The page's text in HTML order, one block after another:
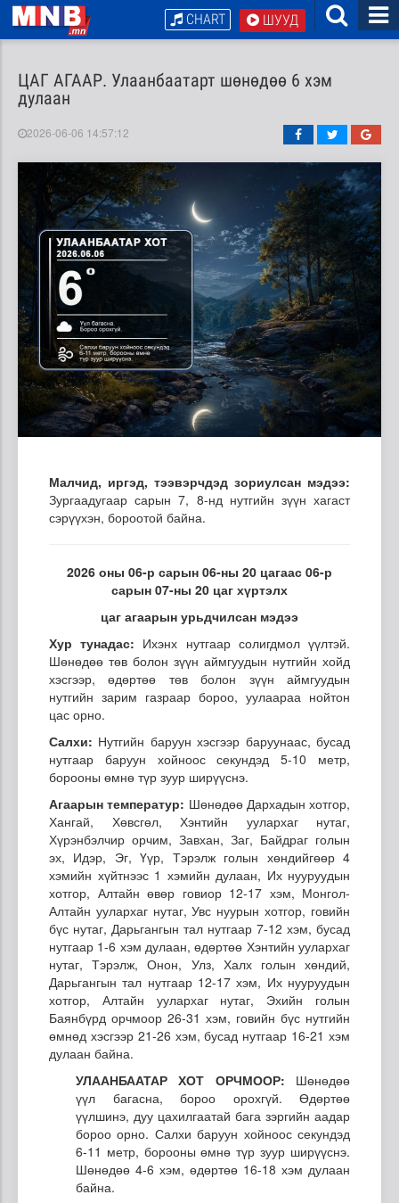
ШУУД
CHART
ЦАГ АГААР. Улаанбаатарт шөнөдөө 6 хэм
дулаан
2026-06-06 14:57:12
Малчид, иргэд, тээвэрчдэд зориулсан мэдээ:
Зургаадугаар сарын 7, 8-нд нутгийн зүүн хагаст
сэрүүхэн, бороотой байна.
2026 оны 06-р сарын 06-ны 20 цагаас 06-р
сарын 07-ны 20 цаг хүртэлх
цаг агаарын урьдчилсан мэдээ
Хур тунадас: Ихэнх нутгаар солигдмол үүлтэй.
Шөнөдөө төв болон зүүн аймгуудын нутгийн хойд
хэсгээр, өдөртөө төв болон зүүн аймгуудын
нутгийн зарим газраар бороо, уулаараа нойтон
цас орно.
Салхи: Нутгийн баруун хэсгээр баруунаас, бусад
нутгаар баруун хойноос секундэд 5-10 метр,
борооны өмнө түр зуур ширүүснэ.
Агаарын температур: Шөнөдөө Дархадын хотгор,
Хангай, Хөвсгөл, Хэнтийн уулархаг нутаг,
Хүрэнбэлчир орчим, Завхан, Заг, Байдраг голын
эх, Идэр, Эг, Үүр, Тэрэлж голын хөндийгөөр 4
хэмийн хүйтнээс 1 хэмийн дулаан, Их нууруудын
хотгор, Алтайн өвөр говиор 12-17 хэм, Монгол-
Алтайн уулархаг нутаг, Увс нуурын хотгор, говийн
бүс нутаг, Дарьгангын тал нутгаар 7-12 хэм, бусад
нутгаар 1-6 хэм дулаан, өдөртөө Хэнтийн уулархаг
нутаг, Тэрэлж, Онон, Улз, Халх голын хөндий,
Дарьгангын тал нутгаар 12-17 хэм, Их нууруудын
хотгор, Алтайн уулархаг нутаг, Эхийн голын
Баянбүрд орчмоор 26-31 хэм, говийн бүс нутгийн
өмнөд хэсгээр 21-26 хэм, бусад нутгаар 16-21 хэм
дулаан байна.
УЛААНБААТАР ХОТ ОРЧМООР: Шөнөдөө
үүл багасна, бороо орохгүй. Өдөртөө
үүлшинэ, дуу цахилгаатай бага зэргийн аадар
бороо орно. Салхи баруун хойноос секундэд
6-11 метр, борооны өмнө түр зуур ширүүснэ.
Шөнөдөө 4-6 хэм, өдөртөө 16-18 хэм дулаан
байна.